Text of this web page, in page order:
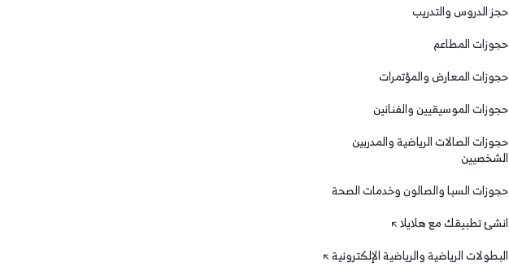
حجز الدروس والتدريب
حجوزات المطاعم
حجوزات المعارض والمؤتمرات
حجوزات الموسيقيين والفنانين
حجوزات الصالات الرياضية والمدربين
الشخصيين
حجوزات السبا والصالون وخدمات الصحة
انشئ تطبيقك مع هلايلا
البطولات الرياضية والرياضية الإلكترونية